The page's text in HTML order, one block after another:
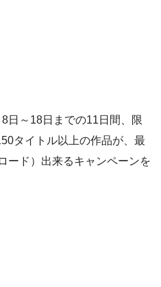
日～18日までの11日間、限
タイトル以上の作品が、最
ード）出来るキャンペーンを